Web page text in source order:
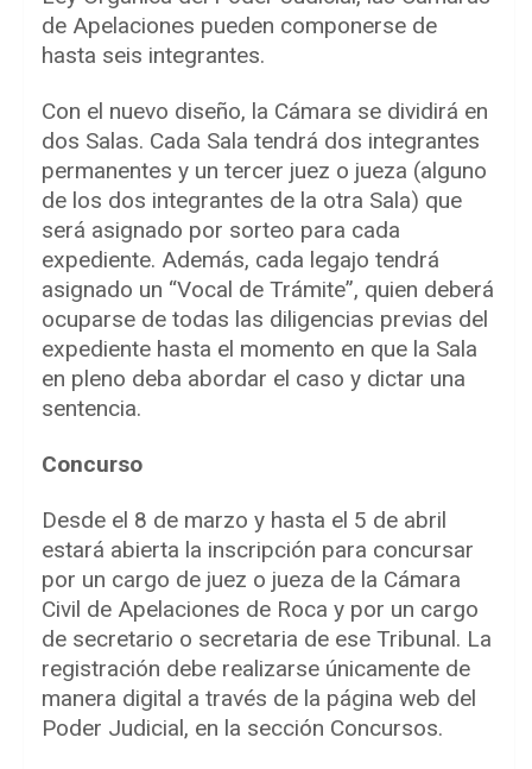
de Apelaciones pueden componerse de
hasta seis integrantes.
Con el nuevo diseño, la Cámara se dividirá en
dos Salas. Cada Sala tendrá dos integrantes
permanentes y un tercer juez o jueza (alguno
de los dos integrantes de la otra Sala) que
será asignado por sorteo para cada
expediente. Además, cada legajo tendrá
asignado un “Vocal de Trámite”, quien deberá
ocuparse de todas las diligencias previas del
expediente hasta el momento en que la Sala
en pleno deba abordar el caso y dictar una
sentencia.
Concurso
Desde el 8 de marzo y hasta el 5 de abril
estará abierta la inscripción para concursar
por un cargo de juez o jueza de la Cámara
Civil de Apelaciones de Roca y por un cargo
de secretario o secretaria de ese Tribunal. La
registración debe realizarse únicamente de
manera digital a través de la página web del
Poder Judicial, en la sección Concursos.